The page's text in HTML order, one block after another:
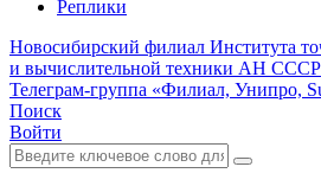
Реплики
Новосибирский филиал Института
и вычислительной техники АН СССР
Телеграм-группа «Филиал, Унипро,
Поиск
Войти